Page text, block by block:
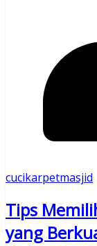
cucikarpetmasjid
Tips
yang